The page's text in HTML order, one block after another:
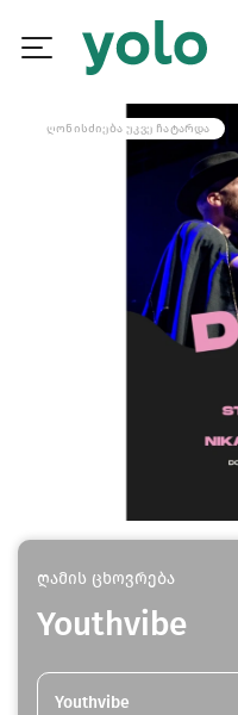
ᲦᲝᲜᲘᲡᲫᲘᲔᲑᲐ ᲣᲙᲕᲔ ᲩᲐᲢᲐᲠᲓᲐ
ღამის ცხოვრება
Youthvibe
Youthvibe